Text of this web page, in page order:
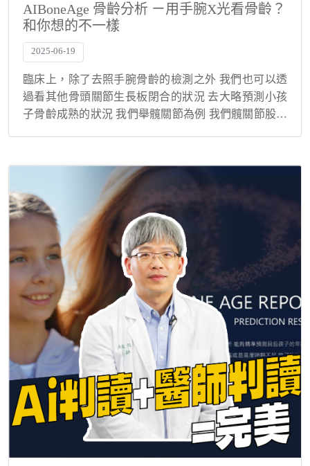
AIBoneAge 骨齡分析 ㄧ用手腕X光看骨齡？
和你想的不一樣
2025-06-19
臨床上，除了去照手腕骨齡的檢測之外 我們也可以透
過看其他骨頭關節生長板閉合的狀況 去大略預測小孩
子骨齡成熟的狀況 我們舉髖關節為例 我們髖關節股骨